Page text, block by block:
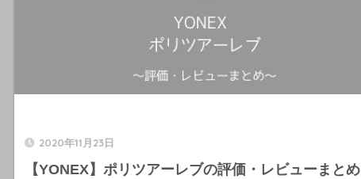
2020年11月23日
【YONEX】ポリツアーレブの評価・レビューまとめ